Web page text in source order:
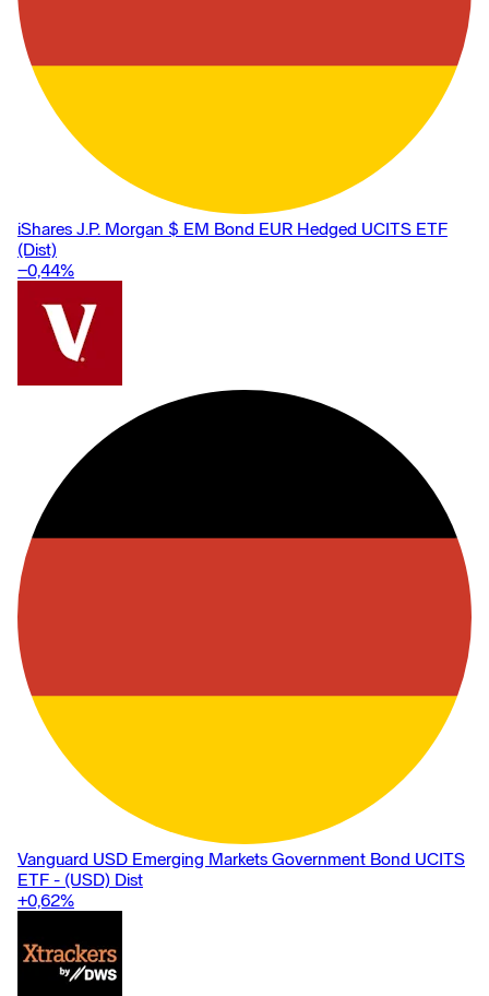
iShares J.P. Morgan $ EM Bond EUR Hedged UCITS ETF
(Dist)
−0,44%
Vanguard USD Emerging Markets Government Bond UCITS
ETF - (USD) Dist
+0,62%